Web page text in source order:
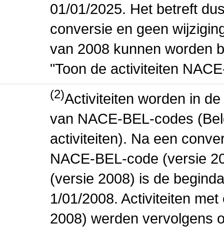
01/01/2025. Het betreft
conversie en geen
van 2008 kunnen worden
"Toon de activiteiten
(2)Activiteiten worden in
van NACE-BEL-codes
activiteiten). Na een
NACE-BEL-code (versie
(versie 2008) is de
1/01/2008. Activiteiten
2008) werden vervolgens